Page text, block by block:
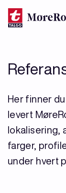
Hopp
Her finner
levert
lokalisering,
farger,
under hvert